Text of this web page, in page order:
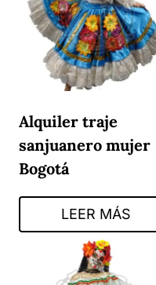
Alquiler traje
sanjuanero mujer
Bogotá
LEER MÁS